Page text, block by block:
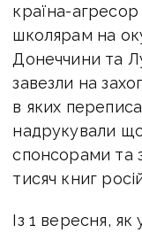
країна-
школярам на
Донеччини та
завезли на
в яких
надрукували
спонсорами та
тисяч книг
Із 1 вересня, як